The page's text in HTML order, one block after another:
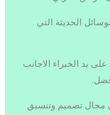
الحديثة التي
يد الخبراء الاجانب
تصل الي 15 عام في مجال تصميم وتنسيق